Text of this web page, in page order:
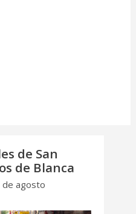
de San
de Blanca
agosto